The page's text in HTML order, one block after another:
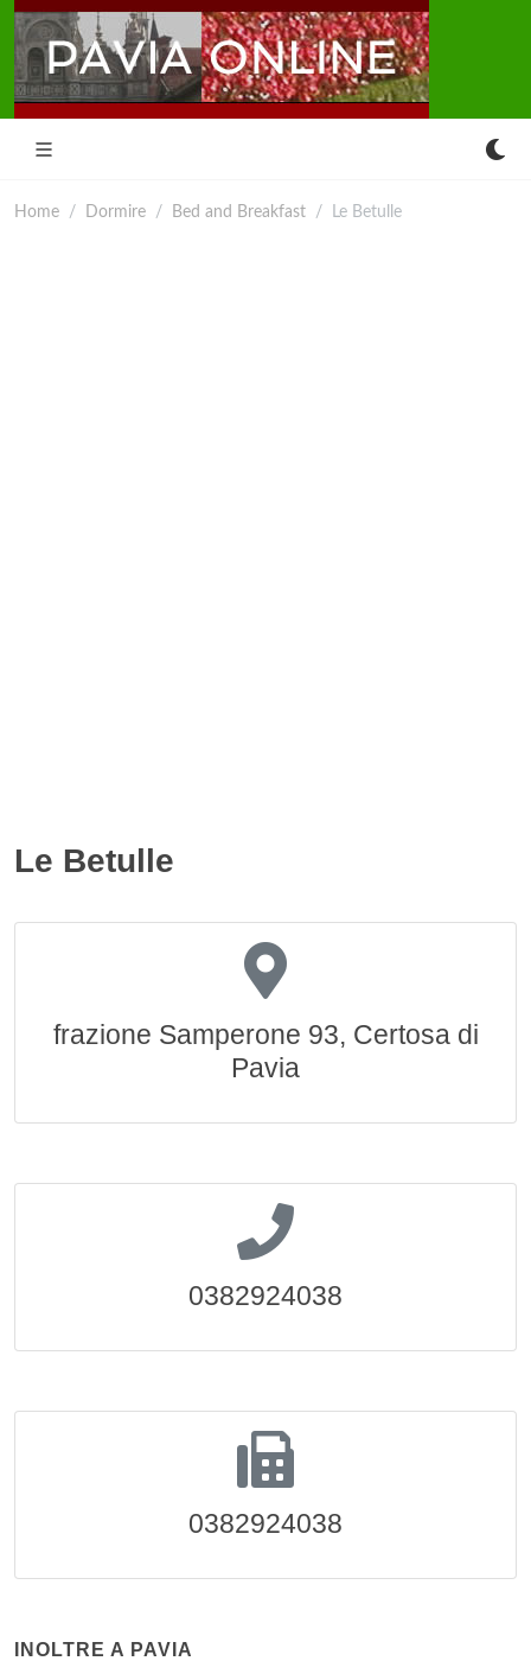
Home Dormire Bed and Breakfast Le Betulle
Le Betulle
frazione Samperone 93, Certosa di
Pavia
0382924038
0382924038
INOLTRE A PAVIA